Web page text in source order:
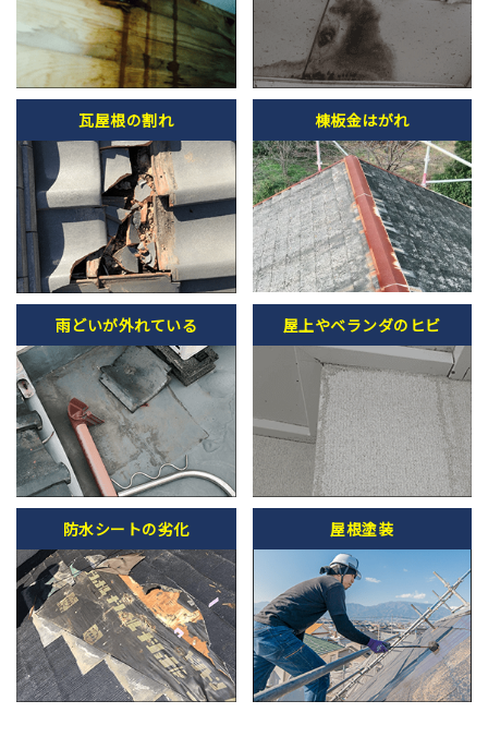
瓦屋根の割れ 棟板金はがれ
雨どいが外れている 屋上やベランダのヒビ
防水シートの劣化 屋根塗装